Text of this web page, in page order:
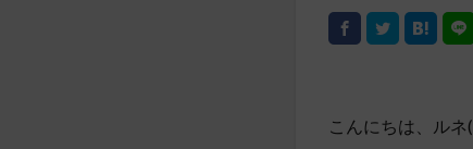
こんにちは、ルネ(